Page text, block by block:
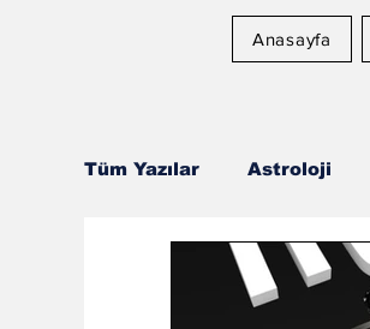
Anasayfa
Tüm Yazılar Astroloji
Astroloji ve Sağlık